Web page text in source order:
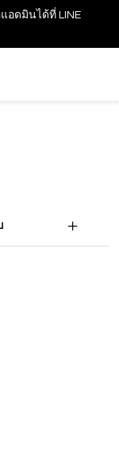
อดมินได้ที่ LINE